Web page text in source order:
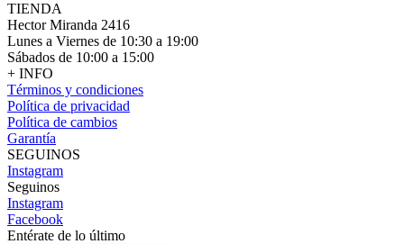
TIENDA
Hector Miranda 2416
Lunes a Viernes de 10:30 a 19:00
Sábados de 10:00 a 15:00
+ INFO
Términos y condiciones
Política de privacidad
Política de cambios
Garantía
SEGUINOS
Instagram
Seguinos
Instagram
Facebook
Entérate de lo último